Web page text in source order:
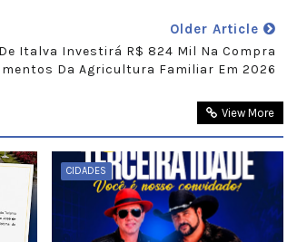
Older Article
Italva Investirá R$ 824 Mil Na Compra
Da Agricultura Familiar Em 2026
View More
CIDADES